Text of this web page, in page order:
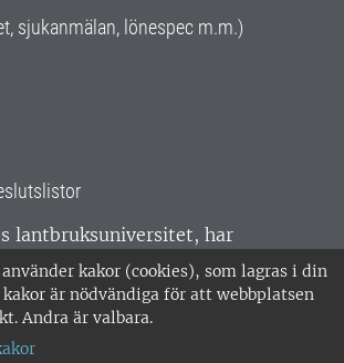
kakor (cookies), som lagras i din
kakor är nödvändiga för att webbplatsen
Andra är valbara.
sjukanmälan, lönespec m.m.)
lantbruksuniversitet, har
hela Sverige. Huvudorter är
och Umeå.SLU är
enligt ISO 14001. •
• Org nr: 202100-2817 •